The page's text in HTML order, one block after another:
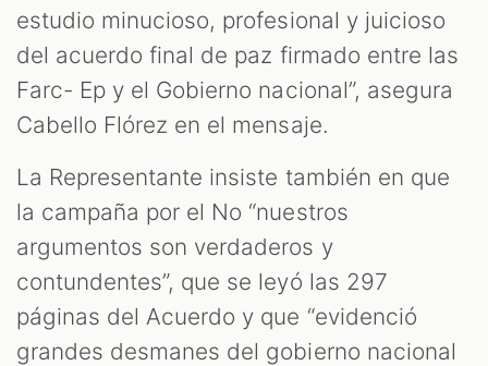
estudio minucioso, profesional y juicioso
del acuerdo final de paz firmado entre las
Farc- Ep y el Gobierno nacional”, asegura
Cabello Flórez en el mensaje.
La Representante insiste también en que
la campaña por el No “nuestros
argumentos son verdaderos y
contundentes”, que se leyó las 297
páginas del Acuerdo y que “evidenció
grandes desmanes del gobierno nacional